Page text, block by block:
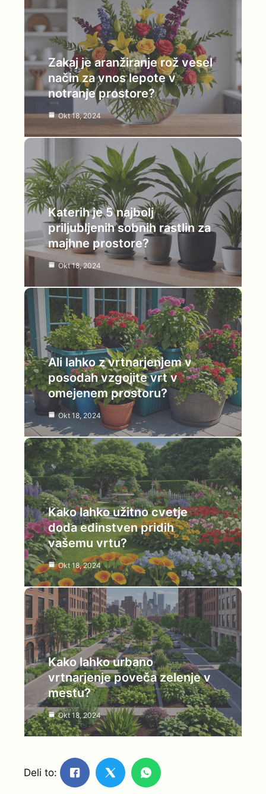
Zakaj je aranžiranje rož vesel
način za vnos lepote v
notranje prostore?
Okt 18, 2024
Katerih je 5 najbolj
priljubljenih sobnih rastlin za
majhne prostore?
Okt 18, 2024
Ali lahko z vrtnarjenjem v
posodah vzgojite vrt v
omejenem prostoru?
Okt 18, 2024
Kako lahko užitno cvetje
doda edinstven pridih
vašemu vrtu?
Okt 18, 2024
Kako lahko urbano
vrtnarjenje poveča zelenje v
mestu?
Okt 18, 2024
Deli to: